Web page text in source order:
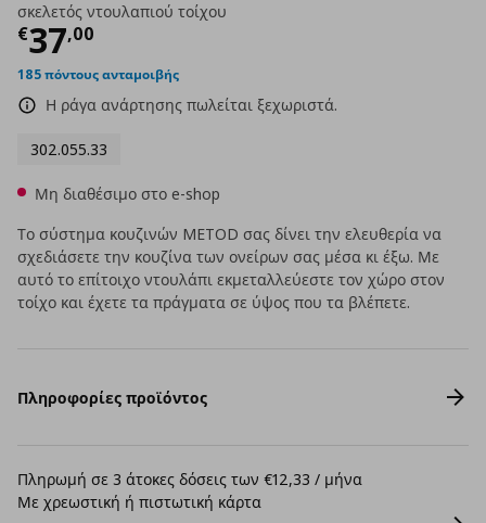
σκελετός ντουλαπιού τοίχου
€37,00
Τρέχουσα τιμή
185 πόντους ανταμοιβής
Η ράγα ανάρτησης πωλείται ξεχωριστά.
302.055.33
Μη διαθέσιμο στο e-shop
Το σύστημα κουζινών METOD σας δίνει την ελευθερία να
σχεδιάσετε την κουζίνα των ονείρων σας μέσα κι έξω. Με
αυτό το επίτοιχο ντουλάπι εκμεταλλεύεστε τον χώρο στον
τοίχο και έχετε τα πράγματα σε ύψος που τα βλέπετε.
Πληροφορίες προϊόντος
Πληρωμή σε 3 άτοκες δόσεις των €12,33 / μήνα
Με χρεωστική ή πιστωτική κάρτα